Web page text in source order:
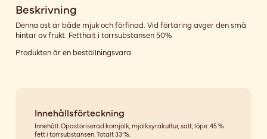
Beskrivning
Denna ost är både mjuk och förfinad. Vid förtäring avger den små
hintar av frukt. Fetthalt i torrsubstansen 50%
Produkten är en beställningsvara.
Innehållsförteckning
Innehåll: Opastöriserad komjölk, mjölksyrakultur, salt, löpe. 45 %
fett i torrsubstansen. Totalt 33 %.